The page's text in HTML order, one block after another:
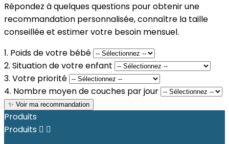
Répondez à quelques questions pour obtenir une
recommandation personnalisée, connaître la taille
conseillée et estimer votre besoin mensuel.
1. Poids de votre bébé
2. Situation de votre enfant
3. Votre priorité
4. Nombre moyen de couches par jour
✨ Voir ma recommandation
Produits
Produits  